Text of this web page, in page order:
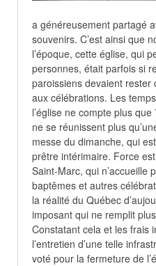
a généreusement partagé
souvenirs. C’est ainsi que
l’époque, cette église, qui
personnes, était parfois si
paroissiens devaient
aux célébrations. Les
l’église ne compte plus
ne se réunissent plus
messe du dimanche, qui
prêtre intérimaire. Force
Saint-Marc, qui n’accueille
baptêmes et autres
la réalité du Québec
imposant qui ne remplit
Constatant cela et les frais
l’entretien d’une telle
voté pour la fermeture de